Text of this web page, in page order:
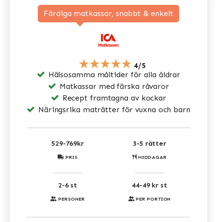
Färdiga matkassar, snabbt & enkelt
★★★★★ 4/5
Hälsosamma måltider för alla åldrar
Matkassar med färska råvaror
Recept framtagna av kockar
Näringsrika maträtter för vuxna och barn
PRIS
529-769kr
MIDDAGAR
3-5 rätter
PERSONER
2-6 st
PER PORTION
44-49 kr st